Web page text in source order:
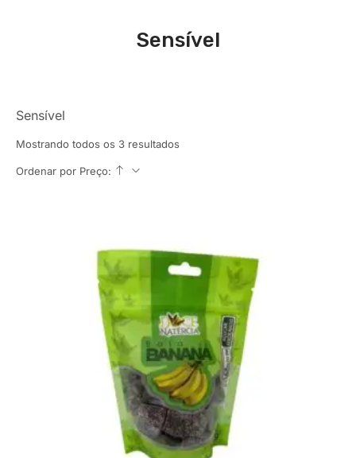
Sensível
Sensível
Mostrando todos os 3 resultados
Ordenar por Preço: